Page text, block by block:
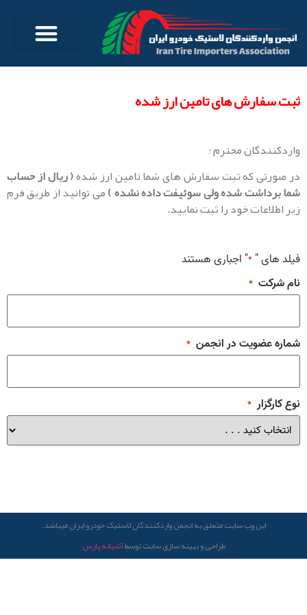
ثبت سفارش های تامین ارز شده
واردکنندگان محترم ؛
در صورتی که ثبت سفارش های شما تامین ارز شده( ریال از حساب
شما برداشت شده ولی سوئیفت داده نشده )می توانید از طریق فرم
زیر اطلاعات خود را ثبت نمایید.
فیلد های " *" اجباری هستند
نام شرکت *
شماره عضویت در انجمن *
نوع کارگزار *
این وب سایت متعلق به انجمن واردکنندگان لاستیک خودرو ایران میباشد.
طراحی و بهینه سازی سایت توسطآشیانه پارس